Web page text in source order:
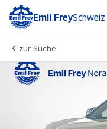
Emil FreySchweiz
zur Suche